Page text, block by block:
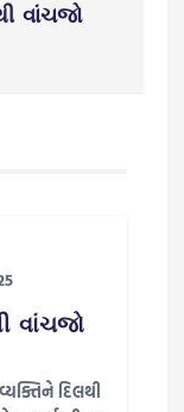
વાંચજો
વાંચજો
દિલથી